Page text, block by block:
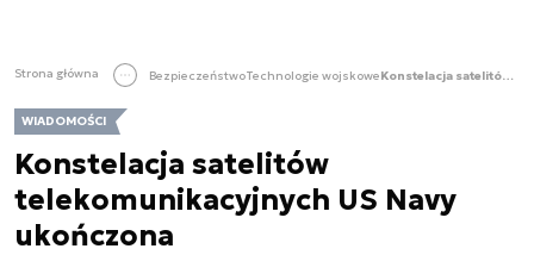
Strona główna BezpieczeństwoTechnologie wojskowe Konstelacja satelitów telekomunikacyjnych US Navy ukończona
WIADOMOŚCI
Konstelacja satelitów
telekomunikacyjnych US Navy
ukończona